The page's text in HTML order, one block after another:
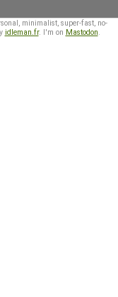
minimalist, super-fast, no-
idleman.fr. I'm on Mastodon.